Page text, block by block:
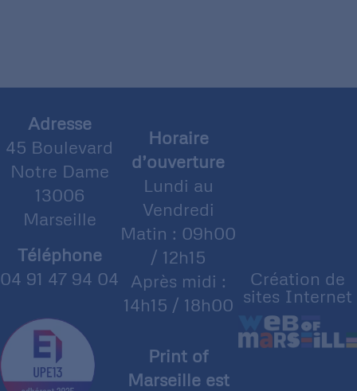
Adresse
45 Boulevard
Notre Dame
13006
Marseille
Téléphone
04 91 47 94 04
Horaire
d’ouverture
Lundi au
Vendredi
Matin : 09h00
/ 12h15
Après midi :
14h15 / 18h00
Print of
Marseille est
Création de
sites Internet